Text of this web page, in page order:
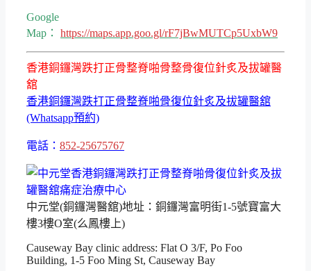
Google
Map： https://maps.app.goo.gl/rF7jBwMUTCp5UxbW9
香港銅鑼灣跌打正骨整脊啪骨整骨復位針炙及拔罐醫
舘
香港銅鑼灣跌打正骨整脊啪骨復位針炙及拔罐醫舘
(Whatsapp預約)
電話： 852-25675767
中元堂(銅鑼灣醫舘)地址：銅鑼灣富明街1-5號寶富大
樓3樓O室(么鳳樓上)
Causeway Bay clinic address: Flat O 3/F, Po Foo
Building, 1-5 Foo Ming St, Causeway Bay